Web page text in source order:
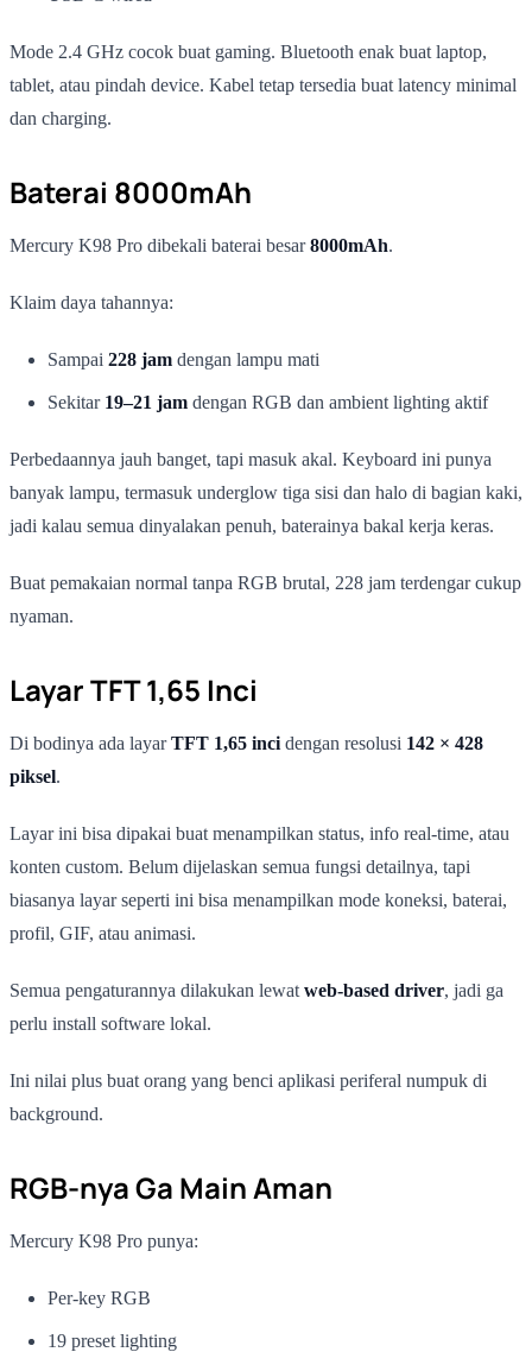
Mode 2.4 GHz cocok buat gaming. Bluetooth enak buat laptop,
tablet, atau pindah device. Kabel tetap tersedia buat latency minimal
dan charging.
Baterai 8000mAh
Mercury K98 Pro dibekali baterai besar8000mAh.
Klaim daya tahannya:
Sampai 228 jam dengan lampu mati
Sekitar 19–21 jam dengan RGB dan ambient lighting aktif
Perbedaannya jauh banget, tapi masuk akal. Keyboard ini punya
banyak lampu, termasuk underglow tiga sisi dan halo di bagian kaki,
jadi kalau semua dinyalakan penuh, baterainya bakal kerja keras.
Buat pemakaian normal tanpa RGB brutal, 228 jam terdengar cukup
nyaman.
Layar TFT 1,65 Inci
Di bodinya ada layarTFT 1,65 inci dengan resolusi 142 × 428
piksel.
Layar ini bisa dipakai buat menampilkan status, info real-time, atau
konten custom. Belum dijelaskan semua fungsi detailnya, tapi
biasanya layar seperti ini bisa menampilkan mode koneksi, baterai,
profil, GIF, atau animasi.
Semua pengaturannya dilakukan lewat web-based driver, jadi ga
perlu install software lokal.
Ini nilai plus buat orang yang benci aplikasi periferal numpuk di
background.
RGB-nya Ga Main Aman
Mercury K98 Pro punya:
Per-key RGB
19 preset lighting